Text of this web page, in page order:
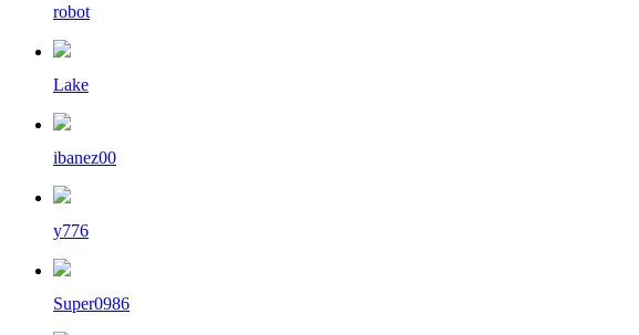
robot
Lake
ibanez00
y776
Super0986